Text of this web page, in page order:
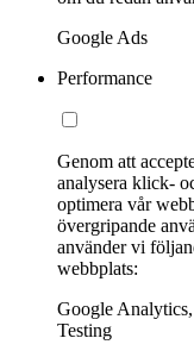
Google Ads
Performance
Genom att
analysera klick-
optimera vår
övergripande
använder vi
webbplats:
Google
Testing